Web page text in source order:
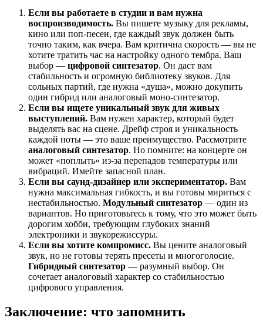
Если вы работаете в студии и вам нужна
воспроизводимость. Вы пишете музыку для рекламы,
кино или поп-песен, где каждый звук должен быть
точно таким, как вчера. Вам критична скорость — вы не
хотите тратить час на настройку одного тембра. Ваш
выбор — цифровой синтезатор. Он даст вам
стабильность и огромную библиотеку звуков. Для
сольных партий, где нужна «душа», можно докупить
один гибрид или аналоговый моно-синтезатор.
Если вы ищете уникальный звук для живых
выступлений. Вам нужен характер, который будет
выделять вас на сцене. Дрейф строя и уникальность
каждой ноты — это ваше преимущество. Рассмотрите
аналоговый синтезатор. Но помните: на концерте он
может «поплыть» из-за перепадов температуры или
вибраций. Имейте запасной план.
Если вы саунд-дизайнер или экспериментатор. Вам
нужна максимальная гибкость, и вы готовы мириться с
нестабильностью. Модульный синтезатор — один из
вариантов. Но приготовьтесь к тому, что это может быть
дорогим хобби, требующим глубоких знаний
электроники и звукорежиссуры.
Если вы хотите компромисс. Вы цените аналоговый
звук, но не готовы терять пресеты и многоголосие.
Гибридный синтезатор — разумный выбор. Он
сочетает аналоговый характер со стабильностью
цифрового управления.
Заключение: что запомнить